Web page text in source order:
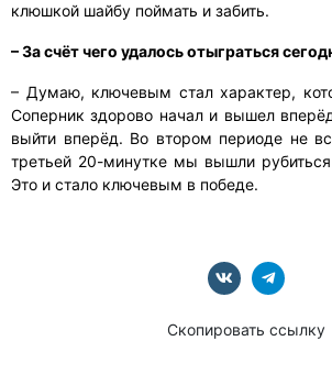
клюшкой шайбу поймать и забить.
– За счёт чего удалось отыграться
– Думаю, ключевым стал характер,
Соперник здорово начал и вышел
выйти вперёд. Во втором периоде не
третьей 20-минутке мы вышли
Это и стало ключевым в победе.
Скопировать ссылку